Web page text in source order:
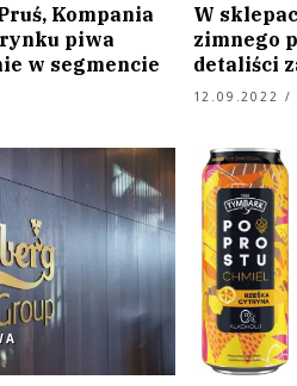
Kompania
piwa
w segmencie
W
zimnego
detaliści
12.09.2022 /